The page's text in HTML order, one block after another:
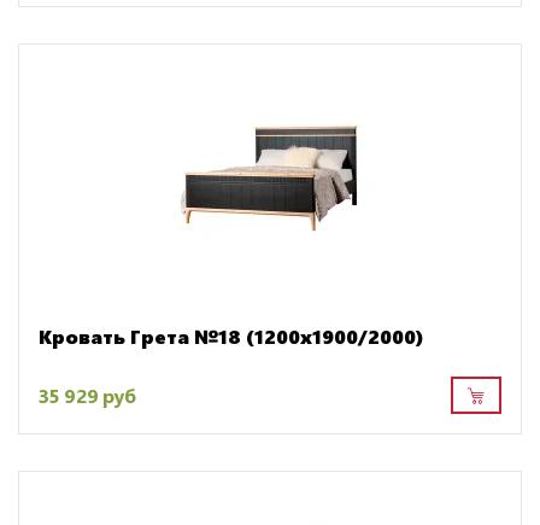
Кровать Грета №18 (1200х1900/2000)
35 929 руб